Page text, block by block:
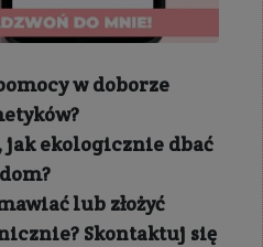
w doborze
jak ekologicznie dbać
lub złożyć
Skontaktuj się